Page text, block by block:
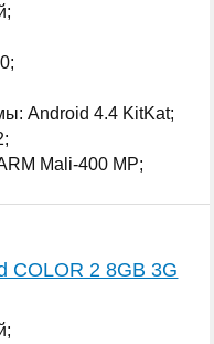
Android 4.4 KitKat;
Mali-400 MP;
COLOR 2 8GB 3G